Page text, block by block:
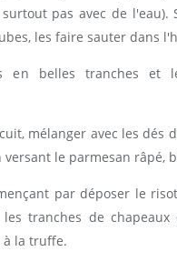
pas avec de
les faire sauter dans
en belles tranches et
mélanger avec les dés
le parmesan râpé,
par déposer le
les tranches de
la truffe.